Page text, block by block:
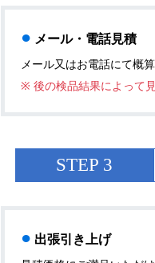
● メール・電話見積
メール又はお電話にて概
※ 後の検品結果によって
STEP 3
● 出張引き上げ